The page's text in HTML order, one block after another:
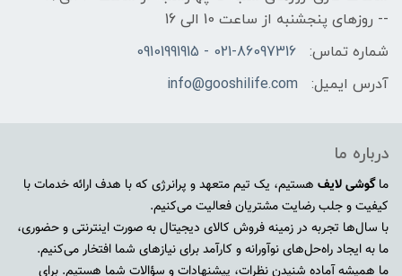
-- روزهای پنجشنبه از ساعت 10 الی 16
شماره تماس:
021-86097316 - 09101991915
آدرس ایمیل:
info@gooshilife.com
درباره ما
ماگوشی لایف هستیم، یک تیم متعهد و پرانرژی که با هدف ارائه خدمات با
کیفیت و جلب رضایت مشتریان فعالیت می‌کنیم.
با سال‌ها تجربه در زمینه فروش کالای دیجیتال به صورت اینترنتی و حضوری،
ما به ایجاد راه‌حل‌های نوآورانه و کارآمد برای نیازهای شما افتخار می‌کنیم.
ما همیشه آماده شنیدن نظرات، پیشنهادات و سؤالات شما هستیم. برای